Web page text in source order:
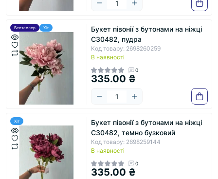
Бестселер Хіт
Букет півонії з бутонами на ніжці
С30482, пудра
Код товару: 2698260259
В наявності
0
335.00 ₴
Хіт
Букет півонії з бутонами на ніжці
С30482, темно бузковий
Код товару: 2698259144
В наявності
0
335.00 ₴